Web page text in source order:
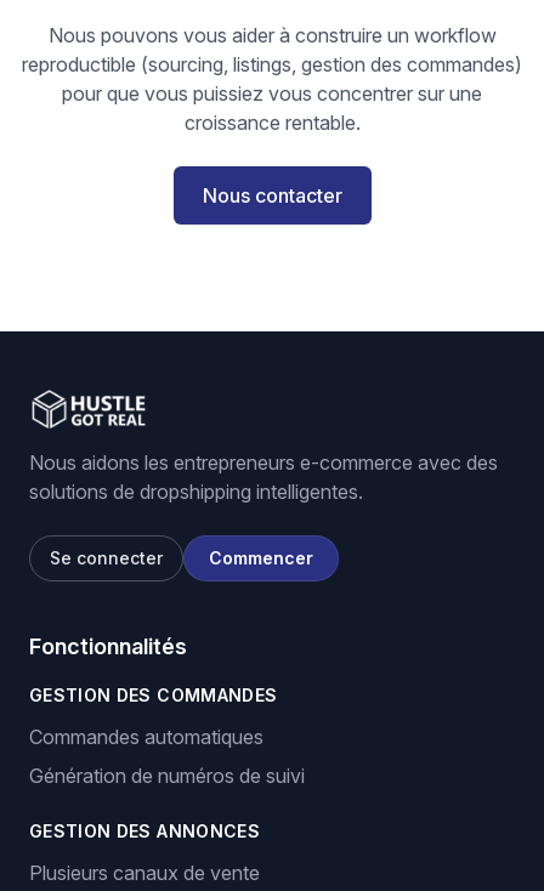
Nous pouvons vous aider à construire un workflow
reproductible (sourcing, listings, gestion des commandes)
pour que vous puissiez vous concentrer sur une
croissance rentable.
Nous contacter
Nous aidons les entrepreneurs e-commerce avec des
solutions de dropshipping intelligentes.
Se connecter Commencer
Fonctionnalités
GESTION DES COMMANDES
Commandes automatiques
Génération de numéros de suivi
GESTION DES ANNONCES
Plusieurs canaux de vente